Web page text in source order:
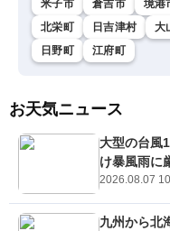
米子市 倉吉市 境港
北栄町
日吉津村 大
日野町
江府町
お天気ニュース
大型の台風
け暴風雨に
2026.08.07
九州から北